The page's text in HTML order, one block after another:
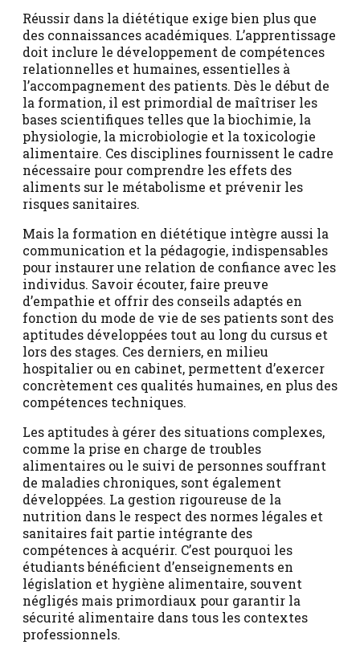
Réussir dans la diététique exige bien plus que
des connaissances académiques. L’apprentissage
doit inclure le développement de compétences
relationnelles et humaines, essentielles à
l’accompagnement des patients. Dès le début de
la formation, il est primordial de maîtriser les
bases scientifiques telles que la biochimie, la
physiologie, la microbiologie et la toxicologie
alimentaire. Ces disciplines fournissent le cadre
nécessaire pour comprendre les effets des
aliments sur le métabolisme et prévenir les
risques sanitaires.
Mais la formation en diététique intègre aussi la
communication et la pédagogie, indispensables
pour instaurer une relation de confiance avec les
individus. Savoir écouter, faire preuve
d’empathie et offrir des conseils adaptés en
fonction du mode de vie de ses patients sont des
aptitudes développées tout au long du cursus et
lors des stages. Ces derniers, en milieu
hospitalier ou en cabinet, permettent d’exercer
concrètement ces qualités humaines, en plus des
compétences techniques.
Les aptitudes à gérer des situations complexes,
comme la prise en charge de troubles
alimentaires ou le suivi de personnes souffrant
de maladies chroniques, sont également
développées. La gestion rigoureuse de la
nutrition dans le respect des normes légales et
sanitaires fait partie intégrante des
compétences à acquérir. C’est pourquoi les
étudiants bénéficient d’enseignements en
législation et hygiène alimentaire, souvent
négligés mais primordiaux pour garantir la
sécurité alimentaire dans tous les contextes
professionnels.